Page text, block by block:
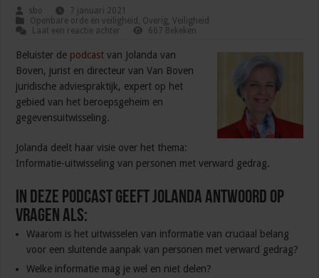
sbo
7 januari 2021
Openbare orde en veiligheid , Overig,Veiligheid
Laat een reactie achter
667 Bekeken
Beluister de podcast van Jolanda van
Boven, jurist en directeur van Van Boven
juridische adviespraktijk, expert op het
gebied van het beroepsgeheim en
gegevensuitwisseling.
Jolanda deelt haar visie over het thema:
Informatie-uitwisseling van personen met verward gedrag.
In deze podcast geeft Jolanda antwoord op
vragen als:
Waarom is het uitwisselen van informatie van cruciaal belang
voor een sluitende aanpak van personen met verward gedrag?
Welke informatie mag je wel en niet delen?